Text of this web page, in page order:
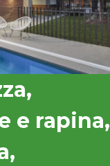
e rapina,